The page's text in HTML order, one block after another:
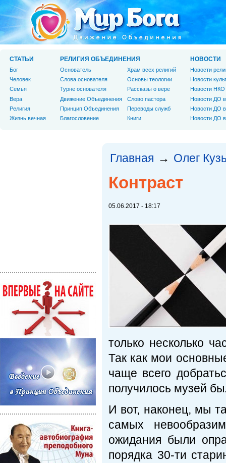
Главная → Олег
Контраст
05.06.2017 - 18:17
только несколько
Так как мои
чаще всего
получилось музей
И вот, наконец, мы
самых
ожидания были
порядка 30-ти
СТАТЬИ
Бог
Человек
Cемья
Вера
Религия
Жизнь вечная
РЕЛИГИЯ ОБЪЕДИНЕНИЯ
Основатель
Слова основателя
Турне основателя
Движение Объединения
Принцип Объединения
Благословение
Храм всех религий
Основы теологии
Рассказы о вере
Слово пастора
Переводы служб
Книги
НОВОСТИ
Новости
Новости
Новости НКО
Новости ДО
Новости ДО
Новости ДО